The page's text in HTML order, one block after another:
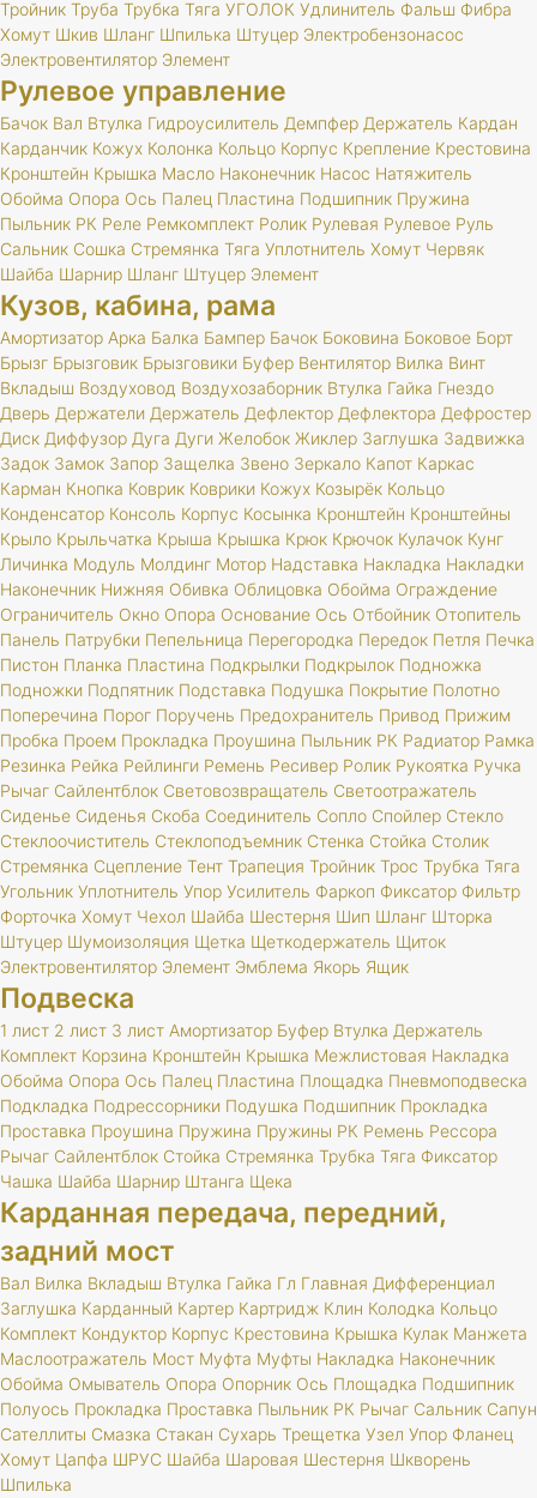
Тройник Труба Трубка Тяга УГОЛОК Удлинитель Фальш Фибра
Хомут Шкив Шланг Шпилька Штуцер Электробензонасос
Электровентилятор Элемент
Рулевое управление
Бачок Вал Втулка Гидроусилитель Демпфер Держатель Кардан
Карданчик Кожух Колонка Кольцо Корпус Крепление Крестовина
Кронштейн Крышка Масло Наконечник Насос Натяжитель
Обойма Опора Ось Палец Пластина Подшипник Пружина
Пыльник РК Реле Ремкомплект Ролик Рулевая Рулевое Руль
Сальник Сошка Стремянка Тяга Уплотнитель Хомут Червяк
Шайба Шарнир Шланг Штуцер Элемент
Кузов, кабина, рама
Амортизатор Арка Балка Бампер Бачок Боковина Боковое Борт
Брызг Брызговик Брызговики Буфер Вентилятор Вилка Винт
Вкладыш Воздуховод Воздухозаборник Втулка Гайка Гнездо
Дверь Держатели Держатель Дефлектор Дефлектора Дефростер
Диск Диффузор Дуга Дуги Желобок Жиклер Заглушка Задвижка
Задок Замок Запор Защелка Звено Зеркало Капот Каркас
Карман Кнопка Коврик Коврики Кожух Козырёк Кольцо
Конденсатор Консоль Корпус Косынка Кронштейн Кронштейны
Крыло Крыльчатка Крыша Крышка Крюк Крючок Кулачок Кунг
Личинка Модуль Молдинг Мотор Надставка Накладка Накладки
Наконечник Нижняя Обивка Облицовка Обойма Ограждение
Ограничитель Окно Опора Основание Ось Отбойник Отопитель
Панель Патрубки Пепельница Перегородка Передок Петля Печка
Пистон Планка Пластина Подкрылки Подкрылок Подножка
Подножки Подпятник Подставка Подушка Покрытие Полотно
Поперечина Порог Поручень Предохранитель Привод Прижим
Пробка Проем Прокладка Проушина Пыльник РК Радиатор Рамка
Резинка Рейка Рейлинги Ремень Ресивер Ролик Рукоятка Ручка
Рычаг Сайлентблок Световозвращатель Светоотражатель
Сиденье Сиденья Скоба Соединитель Сопло Спойлер Стекло
Стеклоочиститель Стеклоподъемник Стенка Стойка Столик
Стремянка Сцепление Тент Трапеция Тройник Трос Трубка Тяга
Угольник Уплотнитель Упор Усилитель Фаркоп Фиксатор Фильтр
Форточка Хомут Чехол Шайба Шестерня Шип Шланг Шторка
Штуцер Шумоизоляция Щетка Щеткодержатель Щиток
Электровентилятор Элемент Эмблема Якорь Ящик
Подвеска
1 лист 2 лист 3 лист Амортизатор Буфер Втулка Держатель
Комплект Корзина Кронштейн Крышка Межлистовая Накладка
Обойма Опора Ось Палец Пластина Площадка Пневмоподвеска
Подкладка Подрессорники Подушка Подшипник Прокладка
Проставка Проушина Пружина Пружины РК Ремень Рессора
Рычаг Сайлентблок Стойка Стремянка Трубка Тяга Фиксатор
Чашка Шайба Шарнир Штанга Щека
Карданная передача, передний,
задний мост
Вал Вилка Вкладыш Втулка Гайка Гл Главная Дифференциал
Заглушка Карданный Картер Картридж Клин Колодка Кольцо
Комплект Кондуктор Корпус Крестовина Крышка Кулак Манжета
Маслоотражатель Мост Муфта Муфты Накладка Наконечник
Обойма Омыватель Опора Опорник Ось Площадка Подшипник
Полуось Прокладка Проставка Пыльник РК Рычаг Сальник Сапун
Сателлиты Смазка Стакан Сухарь Трещетка Узел Упор Фланец
Хомут Цапфа ШРУС Шайба Шаровая Шестерня Шкворень
Шпилька